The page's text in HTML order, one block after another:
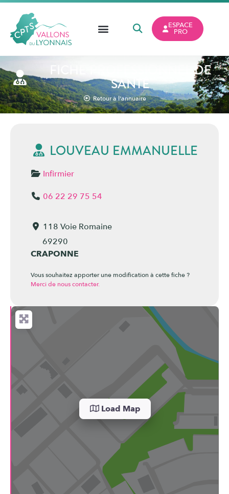
ESPACE
PRO
FICHE PROFESSIONNEL DE
SANTÉ
Retour à l'annuaire
LOUVEAU EMMANUELLE
Infirmier
06 22 29 75 54
118 Voie Romaine
69290
CRAPONNE
Vous souhaitez apporter une modification à cette fiche ?
Merci de nous contacter.
Load Map